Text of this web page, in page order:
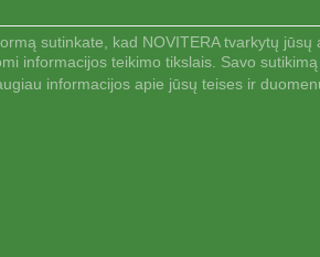
sutinkate, kad NOVITERA tvarkytų jūsų
informacijos teikimo tikslais. Savo
informacijos apie jūsų teises ir